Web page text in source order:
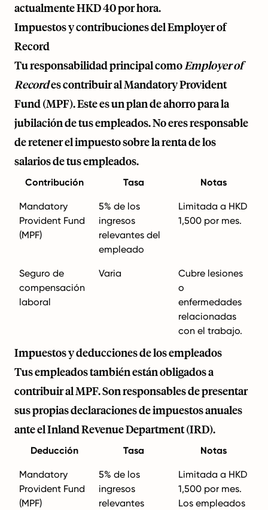
actualmente HKD 40 por hora.
Impuestos y contribuciones del Employer of
Record
Tu responsabilidad principal comoEmployer of
Recordes contribuir al Mandatory Provident
Fund (MPF). Este es un plan de ahorro para la
jubilación de tus empleados. No eres responsable
de retener el impuesto sobre la renta de los
salarios de tus empleados.
Contribución Tasa Notas
Mandatory
Provident Fund
(MPF)
5% de los
ingresos
relevantes del
empleado
Limitada a HKD
1,500 por mes.
Seguro de
compensación
laboral
Varia
Cubre lesiones
o
enfermedades
relacionadas
con el trabajo.
Impuestos y deducciones de los empleados
Tus empleados también están obligados a
contribuir al MPF. Son responsables de presentar
sus propias declaraciones de impuestos anuales
ante el Inland Revenue Department (IRD).
Deducción Tasa Notas
Mandatory
Provident Fund
(MPF)
5% de los
ingresos
relevantes
Limitada a HKD
1,500 por mes.
Los empleados